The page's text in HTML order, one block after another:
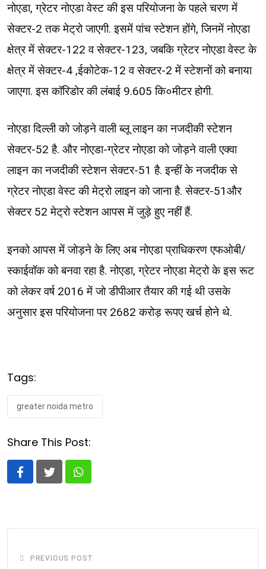
नोएडा, ग्रेटर नोएडा वेस्ट की इस परियोजना के पहले चरण में
सेक्टर-2 तक मेट्रो जाएगी. इसमें पांच स्टेशन होंगे, जिनमें नोएडा
क्षेत्र में सेक्टर-122 व सेक्टर-123, जबकि ग्रेटर नोएडा वेस्ट के
क्षेत्र में सेक्टर-4 ,ईकोटेक-12 व सेक्टर-2 में स्टेशनों को बनाया
जाएगा. इस कॉरिडोर की लंबाई 9.605 कि०मीटर होगी.
नोएडा दिल्ली को जोड़ने वाली ब्लू लाइन का नजदीकी स्टेशन
सेक्टर-52 है. और नोएडा-ग्रेटर नोएडा को जोड़ने वाली एक्वा
लाइन का नजदीकी स्टेशन सेक्टर-51 है. इन्हीं के नजदीक से
ग्रेटर नोएडा वेस्ट की मेट्रो लाइन को जाना है. सेक्टर-51और
सेक्टर 52 मेट्रो स्टेशन आपस में जुड़े हुए नहीं हैं.
इनको आपस में जोड़ने के लिए अब नोएडा प्राधिकरण एफओबी/
स्काईवॉक को बनवा रहा है. नोएडा, ग्रेटर नोएडा मेट्रो के इस रूट
को लेकर वर्ष 2016 में जो डीपीआर तैयार की गई थी उसके
अनुसार इस परियोजना पर 2682 करोड़ रूपए खर्च होने थे.
Tags:
greater noida metro
Share This Post:
Whatsapp
PREVIOUS POST